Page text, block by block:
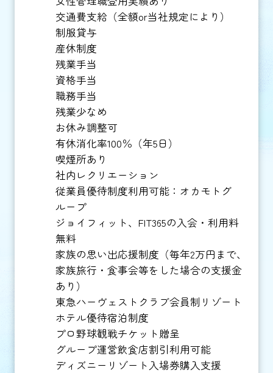
交通費支給（全額or当社規定により）
制服貸与
産休制度
残業手当
資格手当
職務手当
残業少なめ
お休み調整可
有休消化率100％（年5日）
喫煙所あり
社内レクリエーション
従業員優待制度利用可能：オカモトグ
ループ
ジョイフィット、FIT365の入会・利用料
無料
家族の思い出応援制度（毎年2万円まで、
家族旅行・食事会等をした場合の支援金
あり）
東急ハーヴェストクラブ会員制リゾート
ホテル優待宿泊制度
プロ野球観戦チケット贈呈
グループ運営飲食店割引利用可能
ディズニーリゾート入場券購入支援